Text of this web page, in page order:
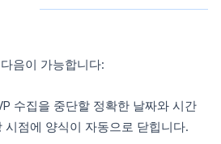
음이 가능합니다:
수집을 중단할 정확한 날짜와 시간
시점에 양식이 자동으로 닫힙니다.